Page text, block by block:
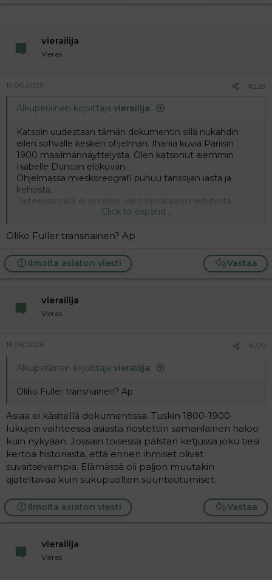
vierailija
Vieras
15.06.2026 #228
Alkuperäinen kirjoittaja vierailija:
Katsoin uudestaan tämän dokumentin sillä nukahdin
eilen sohvalle kesken ohjelman. Ihania kuvia Pariisin
1900 maailmannäyttelystä. Olen katsonut aiemmin
Isabelle Duncan elokuvan.
Ohjelmassa mieskoreografi puhuu tanssijan iästä ja
kehosta.
Taiteessa niillä ei onneksi ole paljonkaan merkitystä.
Amerikkalainen Loïe Fuller (1862 - 1928) oli
ulottuu vielä tähän päivään. Fuller kehitti
uudenlaisen esityksen, jossa tanssi, valo ja kangas
yhdistyvät ainutlaatuisella tavalla. Dokumentti
areena.yle.fi
Click to expand...
Oliko Fuller transnainen? Ap
Vastaa
Ilmoita asiaton viesti
vierailija
Vieras
15.06.2026 #229
Alkuperäinen kirjoittaja vierailija:
Oliko Fuller transnainen? Ap
Asiaa ei käsitellä dokumentissa. Tuskin 1800-1900-
lukujen vaihteessa asiasta nostettiin samanlainen haloo
kuin nykyään. Jossain toisessa palstan ketjussa joku tiesi
kertoa historiasta, että ennen ihmiset olivat
suvaitsevampia. Elämässä oli paljon muutakin
ajateltavaa kuin sukupuolten suuntautumiset.
Vastaa
Ilmoita asiaton viesti
vierailija
Vieras